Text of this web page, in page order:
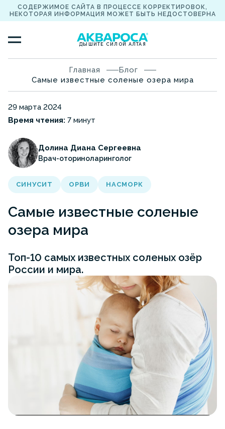
СОДЕРЖИМОЕ САЙТА В ПРОЦЕССЕ КОРРЕКТИРОВОК,
НЕКОТОРАЯ ИНФОРМАЦИЯ МОЖЕТ БЫТЬ НЕДОСТОВЕРНА
ДЫШИТЕ СИЛОЙ АЛТАЯ
Главная
Блог
Самые известные соленые озера мира
29 марта 2024
Время чтения: 7 минут
Долина Диана Сергеевна
Врач-оториноларинголог
СИНУСИТ ОРВИ НАСМОРК
Самые известные соленые
озера мира
Топ-10 самых известных соленых озёр
России и мира.